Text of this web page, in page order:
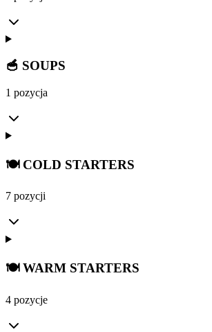
🥣 SOUPS
1 pozycja
🍽️ COLD STARTERS
7 pozycji
🍽️ WARM STARTERS
4 pozycje